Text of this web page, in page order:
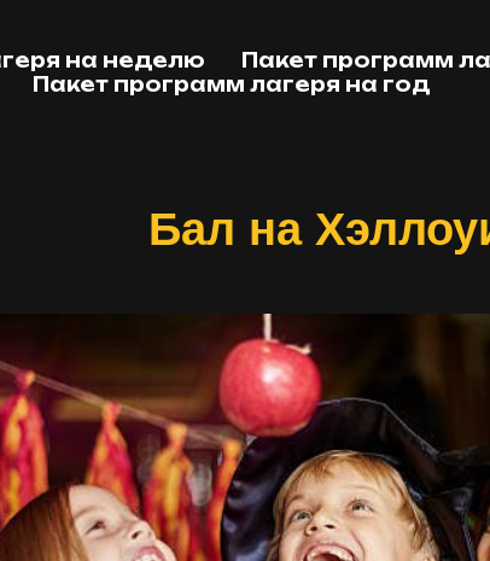
на неделю
Пакет программ
Пакет программ лагеря на год
Бал на